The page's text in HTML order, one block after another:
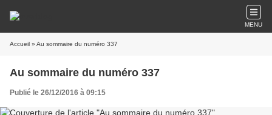
MENU
Accueil » Au sommaire du numéro 337
Au sommaire du numéro 337
Publié le 26/12/2016 à 09:15